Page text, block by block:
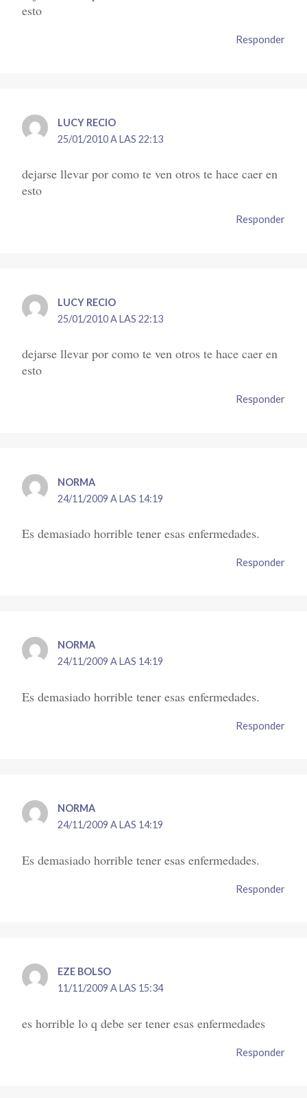
esto
Responder
LUCY RECIO
25/01/2010 A LAS 22:13
dejarse llevar por como te ven otros te hace caer en
esto
Responder
LUCY RECIO
25/01/2010 A LAS 22:13
dejarse llevar por como te ven otros te hace caer en
esto
Responder
NORMA
24/11/2009 A LAS 14:19
Es demasiado horrible tener esas enfermedades.
Responder
NORMA
24/11/2009 A LAS 14:19
Es demasiado horrible tener esas enfermedades.
Responder
NORMA
24/11/2009 A LAS 14:19
Es demasiado horrible tener esas enfermedades.
Responder
EZE BOLSO
11/11/2009 A LAS 15:34
es horrible lo q debe ser tener esas enfermedades
Responder